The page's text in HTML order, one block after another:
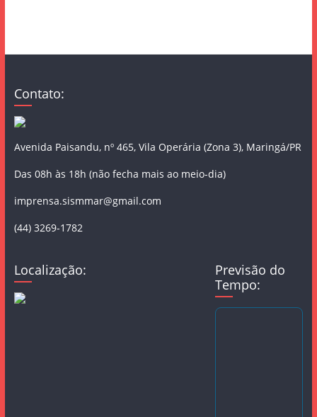
Contato:
Avenida Paisandu, nº 465, Vila Operária (Zona 3), Maringá/PR
Das 08h às 18h (não fecha mais ao meio-dia)
imprensa.sismmar@gmail.com
(44) 3269-1782
Localização:
Previsão do
Tempo: